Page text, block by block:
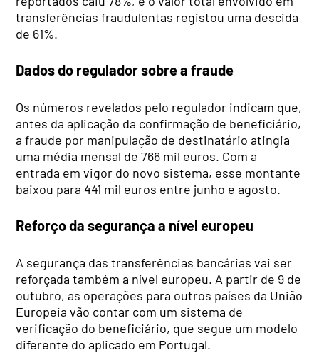
transferências fraudulentas registou uma descida
de 61%.
Dados do regulador sobre a fraude
Os números revelados pelo regulador indicam que,
antes da aplicação da confirmação de beneficiário,
a fraude por manipulação de destinatário atingia
uma média mensal de 766 mil euros. Com a
entrada em vigor do novo sistema, esse montante
baixou para 441 mil euros entre junho e agosto.
Reforço da segurança a nível europeu
A segurança das transferências bancárias vai ser
reforçada também a nível europeu. A partir de 9 de
outubro, as operações para outros países da União
Europeia vão contar com um sistema de
verificação do beneficiário, que segue um modelo
diferente do aplicado em Portugal.